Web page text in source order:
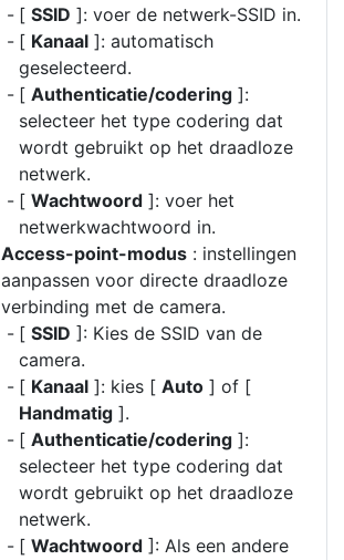
[ SSID ]: voer de netwerk-SSID in.
[ Kanaal ]: automatisch
geselecteerd.
[ Authenticatie/codering ]:
selecteer het type codering dat
wordt gebruikt op het draadloze
netwerk.
[ Wachtwoord ]: voer het
netwerkwachtwoord in.
Access-point-modus : instellingen
aanpassen voor directe draadloze
verbinding met de camera.
[ SSID ]: Kies de SSID van de
camera.
[ Kanaal ]: kies [ Auto ] of [
Handmatig ].
[ Authenticatie/codering ]:
selecteer het type codering dat
wordt gebruikt op het draadloze
netwerk.
[ Wachtwoord ]: Als een andere